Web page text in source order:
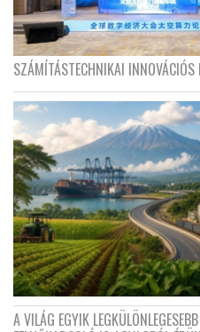
SZÁMÍTÁSTECHNIKAI
A VILÁG EGYIK